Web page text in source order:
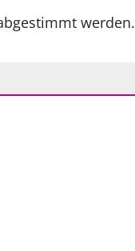
werden.